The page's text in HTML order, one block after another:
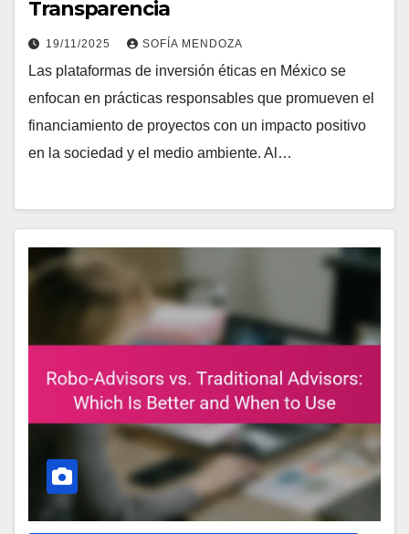
Transparencia
19/11/2025 SOFÍA MENDOZA
Las plataformas de inversión éticas en México se
enfocan en prácticas responsables que promueven el
financiamiento de proyectos con un impacto positivo
en la sociedad y el medio ambiente. Al…